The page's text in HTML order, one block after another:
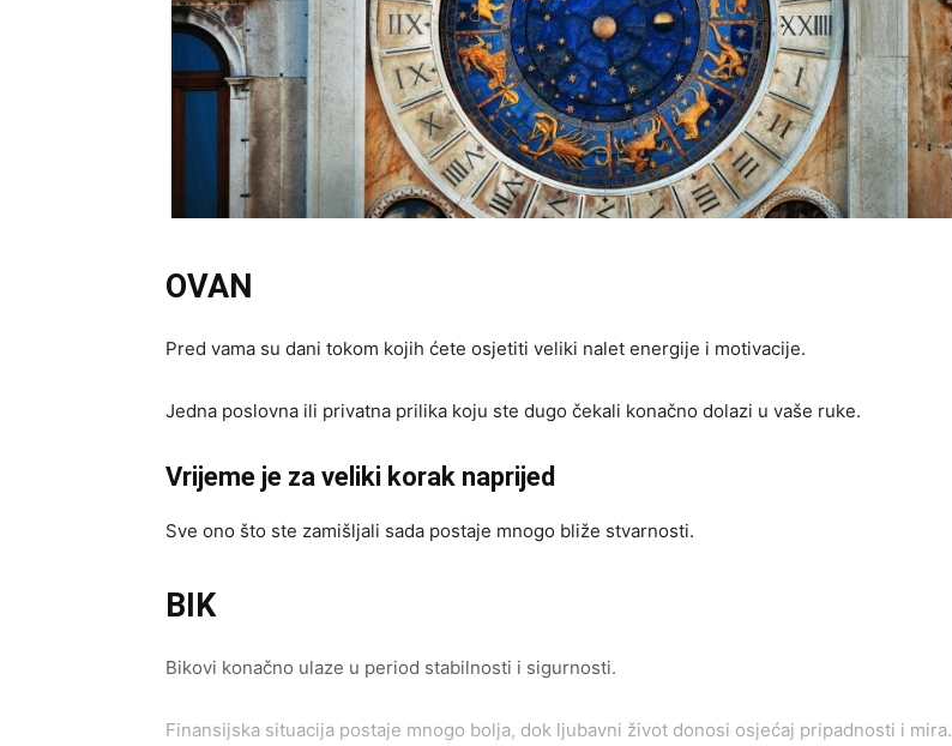
OVAN
Pred vama su dani tokom kojih ćete osjetiti veliki nalet energije i motivacije.
Jedna poslovna ili privatna prilika koju ste dugo čekali konačno dolazi u vaše ruke.
Vrijeme je za veliki korak naprijed
Sve ono što ste zamišljali sada postaje mnogo bliže stvarnosti.
BIK
Bikovi konačno ulaze u period stabilnosti i sigurnosti.
Finansijska situacija postaje mnogo bolja, dok ljubavni život donosi osjećaj pripadnosti i mira.